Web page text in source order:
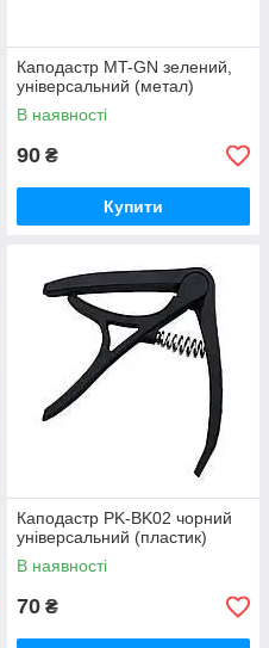
Каподастр MT-GN зелений,
універсальний (метал)
В наявності
90 ₴
Купити
Каподастр PK-BK02 чорний
універсальний (пластик)
В наявності
70 ₴